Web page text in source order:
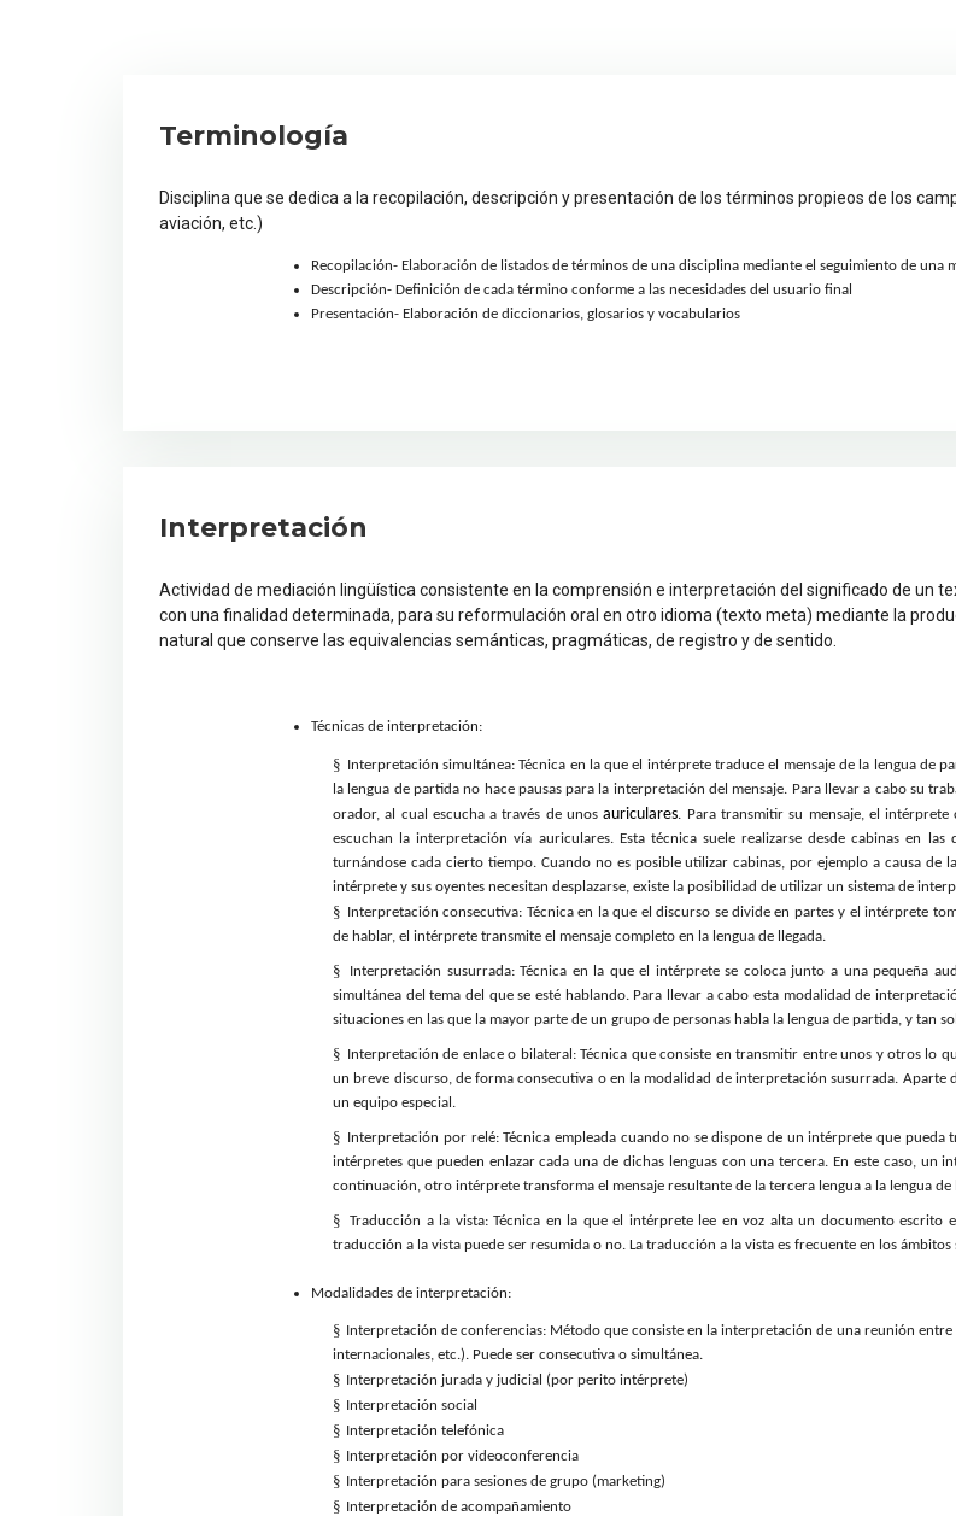
Terminología
Disciplina que se dedica a la recopilación, descripción y presentación de los términos propieos de los
aviación, etc.)
Recopilación- Elaboración de listados de términos de una disciplina mediante el seguimiento de una
Descripción- Definición de cada término conforme a las necesidades del usuario final
Presentación- Elaboración de diccionarios, glosarios y vocabularios
Interpretación
Actividad de mediación lingüística consistente en la comprensión e interpretación del significado de un
con una finalidad determinada, para su reformulación oral en otro idioma (texto meta) mediante la
natural que conserve las equivalencias semánticas, pragmáticas, de registro y de sentido.
Técnicas de interpretación:
§ Interpretación simultánea: Técnica en la que el intérprete traduce el mensaje de la lengua de
la lengua de partida no hace pausas para la interpretación del mensaje. Para llevar a cabo su
orador, al cual escucha a través de unosauriculares. Para transmitir su mensaje, el
escuchan la interpretación vía auriculares. Esta técnica suele realizarse desde cabinas en
turnándose cada cierto tiempo. Cuando no es posible utilizar cabinas, por ejemplo a causa de
intérprete y sus oyentes necesitan desplazarse, existe la posibilidad de utilizar un sistema de
§ Interpretación consecutiva: Técnica en la que el discurso se divide en partes y el intérprete
de hablar, el intérprete transmite el mensaje completo en la lengua de llegada.
§
Interpretación susurrada: Técnica en la que el intérprete se coloca junto a una pequeña
simultánea del tema del que se esté hablando. Para llevar a cabo esta modalidad de
situaciones en las que la mayor parte de un grupo de personas habla la lengua de partida, y tan
§ Interpretación de enlace o bilateral:Técnica que consiste en transmitir entre unos y otros lo
un breve discurso, de forma consecutiva o en la modalidad de interpretación susurrada.
un equipo especial.
§ Interpretación por relé: Técnica empleada cuando no se dispone de un intérprete que pueda
intérpretes que pueden enlazar cada una de dichas lenguas con una tercera. En este caso, un
continuación, otro intérprete transforma el mensaje resultante de la tercera lengua a la lengua de
§ Traducción a la vista: Técnica en la queel intérprete lee en voz alta un documento escrito
traducción a la vista puede ser resumida o no. La traducción a la vista es frecuente en los
Modalidades de interpretación:
§
Interpretación de conferencias: Método que consiste en la interpretación de una reunión
internacionales, etc.). Puede ser consecutiva o simultánea.
§ Interpretación jurada y judicial (por perito intérprete)
§ Interpretación social
§ Interpretación telefónica
§ Interpretación por videoconferencia
§ Interpretación para sesiones de grupo (marketing)
§ Interpretación de acompañamiento